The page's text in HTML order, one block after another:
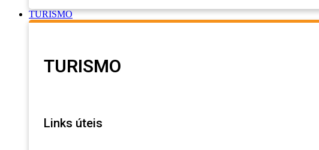
TURISMO
TURISMO
Links úteis